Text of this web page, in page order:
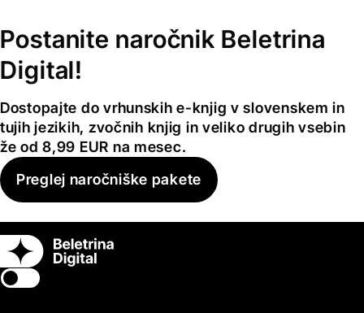
Postanite naročnik Beletrina
Digital!
Dostopajte do vrhunskih e-knjig v slovenskem in
tujih jezikih, zvočnih knjig in veliko drugih vsebin
že od 8,99 EUR na mesec.
Preglej naročniške pakete
Switch theme